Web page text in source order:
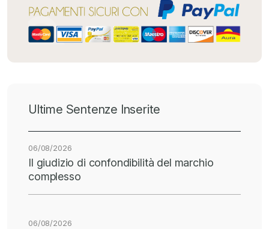
Ultime Sentenze Inserite
06/08/2026
Il giudizio di confondibilità del marchio
complesso
06/08/2026